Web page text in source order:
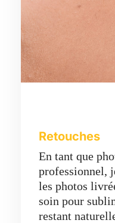
Retouches
En tant que
professionnel,
les photos
soin pour
restant